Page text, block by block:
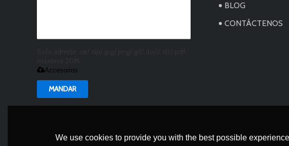
Accesorios
MANDAR
BLOG
CONTÁCTENOS
We use cookies to provide you with the best possible